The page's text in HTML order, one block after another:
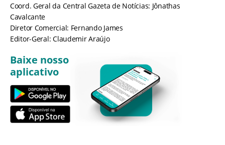
Coord. Geral da Central Gazeta de Notícias: Jônathas
Cavalcante
Diretor Comercial: Fernando James
Editor-Geral: Claudemir Araújo
Baixe nosso
aplicativo